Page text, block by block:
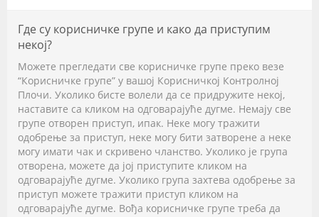
Где су корисничке групе и како да приступим
некој?
Можете прегледати све корисничке групе преко везе
“Корисничке групе” у вашој Корисничкој Контролној
Плочи. Уколико бисте волели да се придружите некој,
наставите са кликом на одговарајуће дугме. Немају све
групе отворен приступ, ипак. Неке могу тражити
одобрење за приступ, неке могу бити затворене а неке
могу имати чак и скривено чланство. Уколико је група
отворена, можете да јој приступите кликом на
одговарајуће дугме. Уколико група захтева одобрење за
приступ можете тражити приступ кликом на
одговарајуће дугме. Вођа корисничке групе треба да